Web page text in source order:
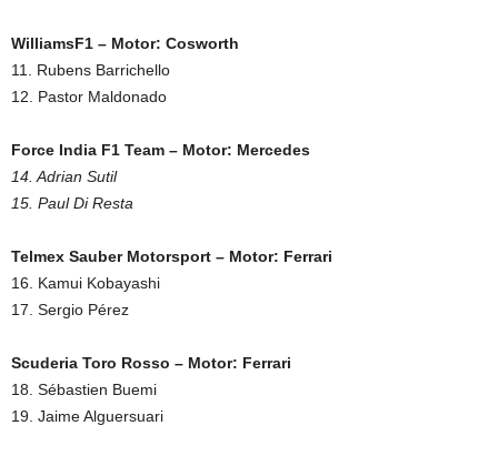
WilliamsF1 – Motor: Cosworth
11. Rubens Barrichello
12. Pastor Maldonado
Force India F1 Team – Motor: Mercedes
14. Adrian Sutil
15. Paul Di Resta
Telmex Sauber Motorsport – Motor: Ferrari
16. Kamui Kobayashi
17. Sergio Pérez
Scuderia Toro Rosso – Motor: Ferrari
18. Sébastien Buemi
19. Jaime Alguersuari